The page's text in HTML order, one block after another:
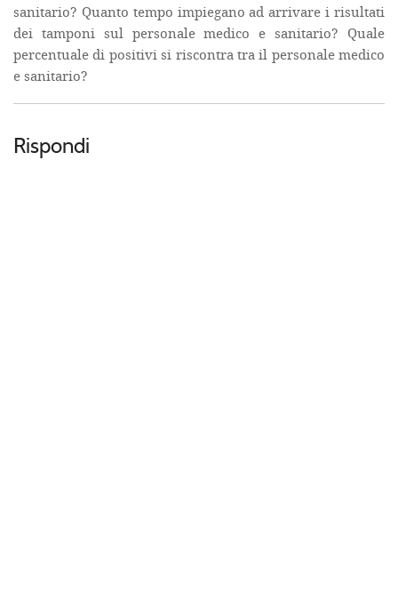
sanitario? Quanto tempo impiegano ad arrivare i risultati
dei tamponi sul personale medico e sanitario? Quale
percentuale di positivi si riscontra tra il personale medico
e sanitario?
Rispondi